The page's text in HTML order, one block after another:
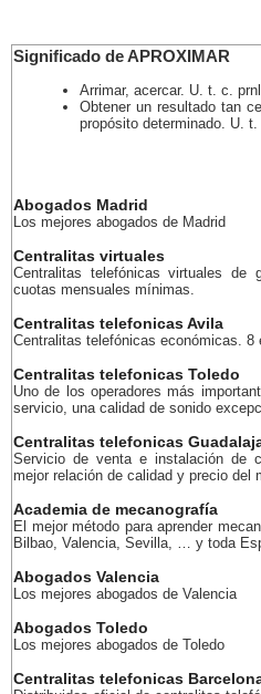
Significado de APROXIMAR
Arrimar, acercar. U. t. c.
Obtener un resultado tan
propósito determinado. U.
Abogados Madrid
Los mejores abogados de Madrid
Centralitas virtuales
Centralitas telefónicas virtuales de
cuotas mensuales mínimas.
Centralitas telefonicas Avila
Centralitas telefónicas económicas. 8
Centralitas telefonicas Toledo
Uno de los operadores más
servicio, una calidad de sonido
Centralitas telefonicas
Servicio de venta e instalación de
mejor relación de calidad y precio del
Academia de mecanografía
El mejor método para aprender
Bilbao, Valencia, Sevilla, … y toda
Abogados Valencia
Los mejores abogados de Valencia
Abogados Toledo
Los mejores abogados de Toledo
Centralitas telefonicas